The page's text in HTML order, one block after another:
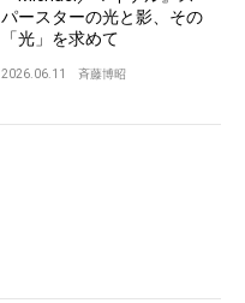
パースターの光と影、その
「光」を求めて
2026.06.11 斉藤博昭